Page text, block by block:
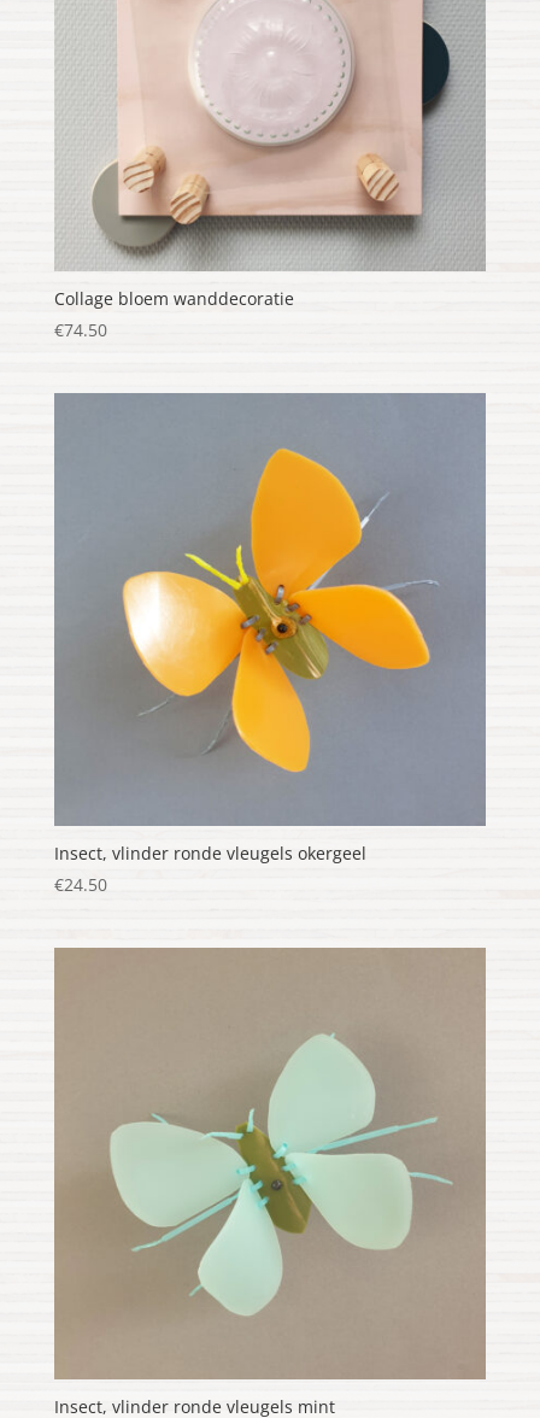
Collage bloem wanddecoratie
€74.50
Insect, vlinder ronde vleugels okergeel
€24.50
Insect, vlinder ronde vleugels mint